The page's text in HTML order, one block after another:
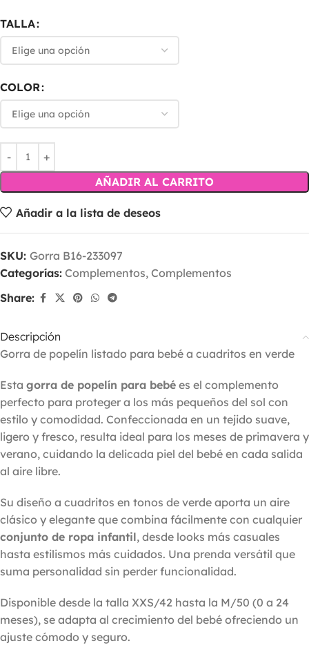
TALLA
COLOR
AÑADIR AL CARRITO
Añadir a la lista de deseos
SKU: Gorra B16-233097
Categorías: Complementos, Complementos
Share:
Descripción
Gorra de popelín listado para bebé a cuadritos en verde
Esta gorra de popelín para bebé es el complemento
perfecto para proteger a los más pequeños del sol con
estilo y comodidad. Confeccionada en un tejido suave,
ligero y fresco, resulta ideal para los meses de primavera y
verano, cuidando la delicada piel del bebé en cada salida
al aire libre.
Su diseño a cuadritos en tonos de verde aporta un aire
clásico y elegante que combina fácilmente con cualquier
conjunto de ropa infantil, desde looks más casuales
hasta estilismos más cuidados. Una prenda versátil que
suma personalidad sin perder funcionalidad.
Disponible desde la talla XXS/42 hasta la M/50 (0 a 24
meses), se adapta al crecimiento del bebé ofreciendo un
ajuste cómodo y seguro.